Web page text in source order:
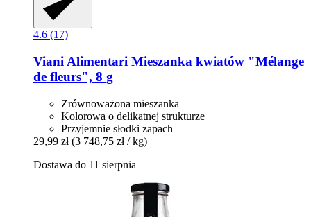
4.6 (17)
Viani Alimentari Mieszanka kwiatów "Mélange
de fleurs", 8 g
Zrównoważona mieszanka
Kolorowa o delikatnej strukturze
Przyjemnie słodki zapach
29,99 zł (3 748,75 zł / kg)
Dostawa do 11 sierpnia